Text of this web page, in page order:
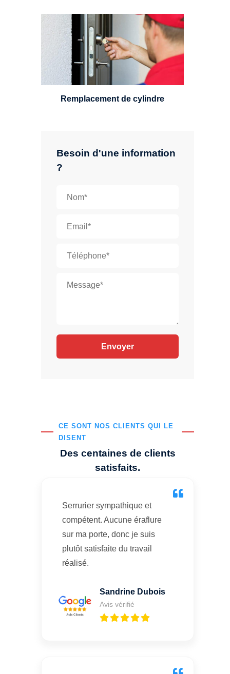
Besoin d'une information
?
CE SONT NOS CLIENTS QUI LE
DISENT
Des centaines de clients
satisfaits.
Serrurier sympathique et
compétent. Aucune éraflure
sur ma porte, donc je suis
plutôt satisfaite du travail
réalisé.
Sandrine Dubois
Avis vérifié
Un serrurier sera en mesure de
choisir et remplacer un cylindre
standard, à 5 leviers ou à 3
leviers, Mul-T-Lock ou encore
multipoints.
Remplacement de cylindre